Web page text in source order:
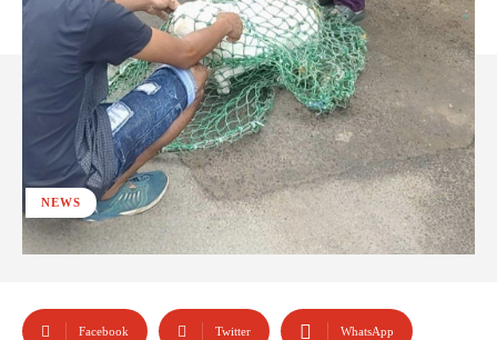
NEWS
Facebook Twitter WhatsApp